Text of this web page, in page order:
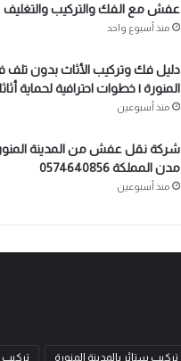
عفش مع الفك والتركيب والتغليف
منذ أسبوع واحد
دليل فك وتركيب الأثاث بدون تلف
المنورة | خطوات احترافية لحماية
منذ أسبوعين
شركة نقل عفش من المدينة
مدن المملكة 0574640856
منذ أسبوعين
تركيب ستائر بالمدينة المنورة